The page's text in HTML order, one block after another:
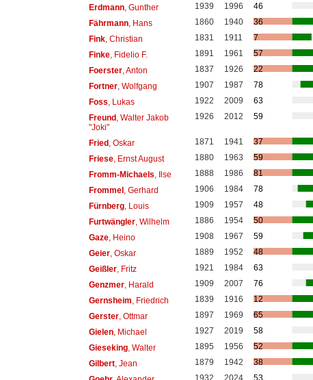
Erdmann, Gunther 1939 1996
46
Fährmann, Hans 1860 1940
36
Fink, Christian 1831 1911
7
Finke, Fidelio F. 1891 1961
57
Foerster, Anton 1837 1926
22
Fortner, Wolfgang 1907 1987
78
Foss, Lukas 1922 2009
63
Freund , Walter Jakob
"Joki"
1926 2012 59
Fried , Oskar 1871 1941
37
Friese, Ernst August 1880 1963
59
Fromm-Michaels, Ilse 1888 1986
81
Frommel , Gerhard 1906 1984
78
Fürnberg, Louis 1909 1957
48
Furtwängler, Wilhelm 1886 1954
50
Gaze, Heino 1908 1967
59
Geier, Oskar 1889 1952
48
Geißler, Fritz 1921 1984
63
Genzmer, Harald 1909 2007
76
Gernsheim, Friedrich 1839 1916
12
Gerster, Ottmar 1897 1969
65
Gielen, Michael 1927 2019
58
Gieseking, Walter 1895 1956
52
Gilbert, Jean 1879 1942
38
1932 2024
53